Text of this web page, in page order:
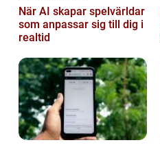
När AI skapar spelvärldar
som anpassar sig till dig i
realtid